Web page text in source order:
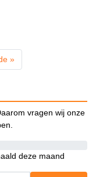
»
vragen wij onze
deze maand